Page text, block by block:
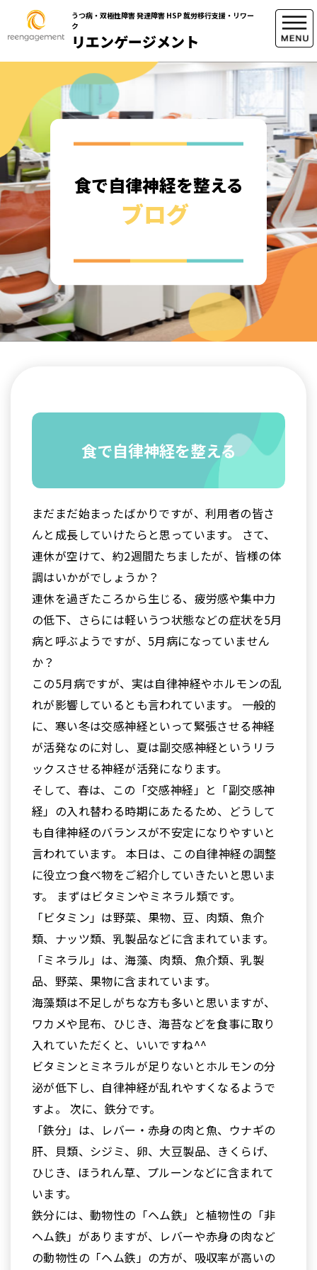
うつ病・双極性障害 発達障害 HSP 就労移行支援・リワー
ク
リエンゲージメント
食で自律神経を整える
ブログ
食で自律神経を整える
まだまだ始まったばかりですが、利用者の皆さ
んと成長していけたらと思っています。 さて、
連休が空けて、約2週間たちましたが、皆様の体
調はいかがでしょうか？
連休を過ぎたころから生じる、疲労感や集中力
の低下、さらには軽いうつ状態などの症状を5月
病と呼ぶようですが、5月病になっていません
か？
この5月病ですが、実は自律神経やホルモンの乱
れが影響しているとも言われています。 一般的
に、寒い冬は交感神経といって緊張させる神経
が活発なのに対し、夏は副交感神経というリラ
ックスさせる神経が活発になります。
そして、春は、この「交感神経」と「副交感神
経」の入れ替わる時期にあたるため、どうして
も自律神経のバランスが不安定になりやすいと
言われています。 本日は、この自律神経の調整
に役立つ食べ物をご紹介していきたいと思いま
す。 まずはビタミンやミネラル類です。
「ビタミン」は野菜、果物、豆、肉類、魚介
類、ナッツ類、乳製品などに含まれています。
「ミネラル」は、海藻、肉類、魚介類、乳製
品、野菜、果物に含まれています。
海藻類は不足しがちな方も多いと思いますが、
ワカメや昆布、ひじき、海苔などを食事に取り
入れていただくと、いいですね^^
ビタミンとミネラルが足りないとホルモンの分
泌が低下し、自律神経が乱れやすくなるようで
すよ。 次に、鉄分です。
「鉄分」は、レバー・赤身の肉と魚、ウナギの
肝、貝類、シジミ、卵、大豆製品、きくらげ、
ひじき、ほうれん草、プルーンなどに含まれて
います。
鉄分には、動物性の「ヘム鉄」と植物性の「非
ヘム鉄」がありますが、レバーや赤身の肉など
の動物性の「ヘム鉄」の方が、吸収率が高いの